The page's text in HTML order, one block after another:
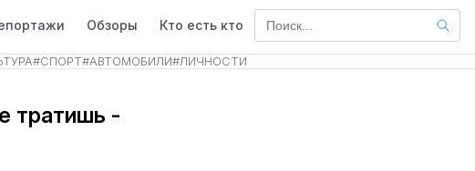
Обзоры Кто есть кто
#СПОРТ#АВТОМОБИЛИ#ЛИЧНОСТИ
тратишь -